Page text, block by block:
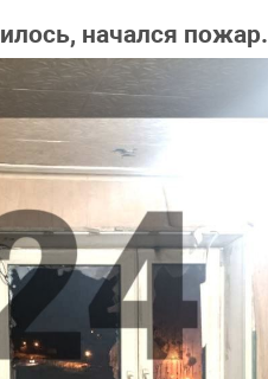
начался пожар.